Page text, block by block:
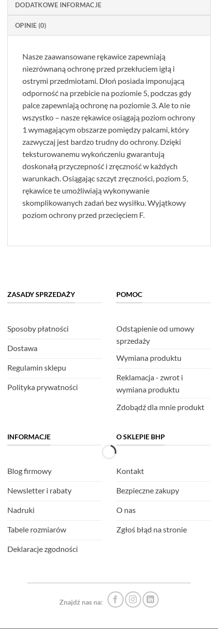
DODATKOWE INFORMACJE
OPINIE (0)
Nasze zaawansowane rękawice zapewniają
niezrównaną ochronę przed przekłuciem igłą i
ostrymi przedmiotami. Dłoń posiada imponującą
odporność na przebicie na poziomie 5, podczas gdy
palce zapewniają ochronę na poziomie 3. Ale to nie
wszystko – nasze rękawice osiągają poziom ochrony
1 wymagającym obszarze pomiędzy palcami, który
zazwyczaj jest bardzo trudny do ochrony. Dzięki
teksturowanemu wykończeniu gwarantują
doskonałą przyczepność i zręczność w każdych
warunkach. Osiągając szczyt zręczności, poziom 5,
rękawice te umożliwiają wykonywanie
skomplikowanych zadań bez wysiłku. Wyjątkowy
poziom ochrony przed przecięciem F.
ZASADY SPRZEDAŻY
Sposoby płatności
Dostawa
Regulamin sklepu
Polityka prywatności
POMOC
Odstąpienie od umowy
sprzedaży
Wymiana produktu
Reklamacja - zwrot i
wymiana produktu
Zdobądź dla mnie produkt
INFORMACJE
Blog firmowy
Newsletter i rabaty
Nadruki
Tabele rozmiarów
Deklaracje zgodności
O SKLEPIE BHP
Kontakt
Bezpieczne zakupy
O nas
Zgłoś błąd na stronie
Znajdź nas na: